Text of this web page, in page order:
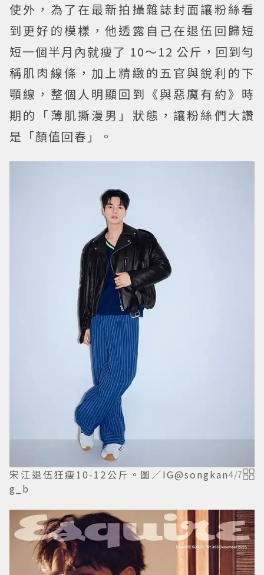
使外，為了在最新拍攝雜誌封面讓粉絲看
到更好的模樣，他透露自己在退伍回歸短
短一個半月內就瘦了 10～12 公斤，回到勻
稱肌肉線條，加上精緻的五官與銳利的下
顎線，整個人明顯回到《與惡魔有約》時
期的「薄肌撕漫男」狀態，讓粉絲們大讚
是「顏值回春」。
宋江退伍狂瘦10-12公斤。圖／IG@songkan
g_b
4/7